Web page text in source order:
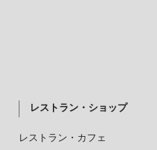
レストラン・ショップ
レストラン・カフェ